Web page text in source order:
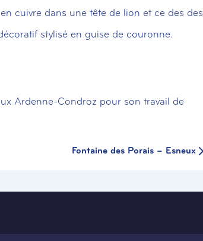
cuivre dans une tête de lion et ce des des
stylisé en guise de couronne.
Ardenne-Condroz pour son travail de
Fontaine des Porais – Esneux